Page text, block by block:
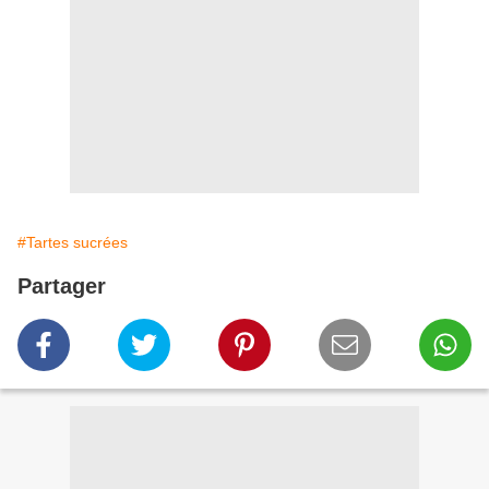
#Tartes sucrées
Partager